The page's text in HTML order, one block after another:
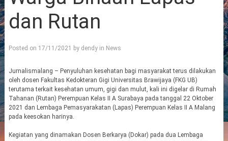
dan Rutan
Posted on 17/11/2021 by dendyin News
Jurnalismalang – Penyuluhan kesehatan bagi masyarakat terus dilakukan
oleh dosen Fakultas Kedokteran Gigi Universitas Brawijaya (FKG UB)
terutama terkait kesehatan umum, gigi dan mulut, kali ini digelar di Rumah
Tahanan (Rutan) Perempuan Kelas II A Surabaya pada tanggal 22 Oktober
2021 dan Lembaga Pemasyarakatan (Lapas) Perempuan Kelas II A Malang
pada keesokan harinya.
Kegiatan yang dinamakan Dosen Berkarya (Dokar) pada dua Lembaga